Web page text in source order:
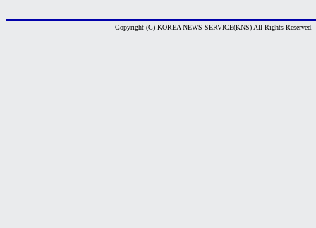
Copyright (C) KOREA NEWS SERVICE(KNS) All Rights Reserved.